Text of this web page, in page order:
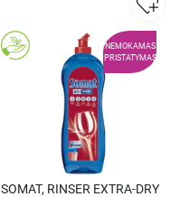
NEMOKAMAS
PRISTATYMAS
SOMAT, RINSER EXTRA-DRY